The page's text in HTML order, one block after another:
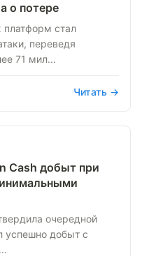
о потере
платформ стал
переведя
71 мил...
Читать →
Cash добыт при
очередной
успешно добыт с